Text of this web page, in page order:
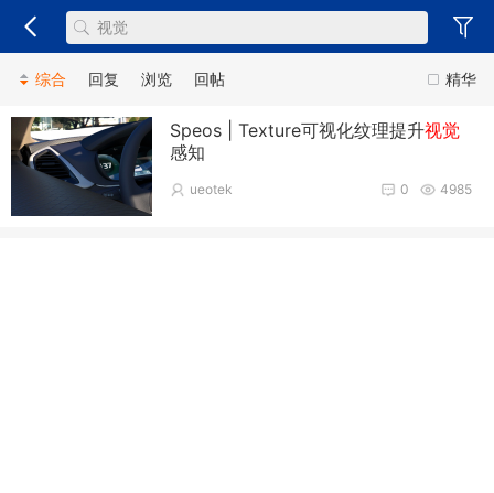
精华
综合 回复 浏览 回帖
Speos | Texture可视化纹理提升视觉
感知
4985
0
ueotek